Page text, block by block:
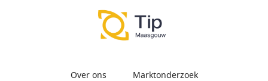
Over ons
Marktonderzoek